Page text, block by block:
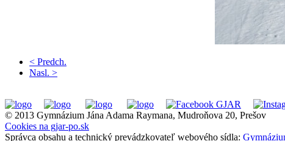
< Predch.
Nasl. >
© 2013 Gymnázium Jána Adama Raymana, Mudroňova 20, Prešov
Cookies na gjar-po.sk
Správca obsahu a technický prevádzkovateľ webového sídla: